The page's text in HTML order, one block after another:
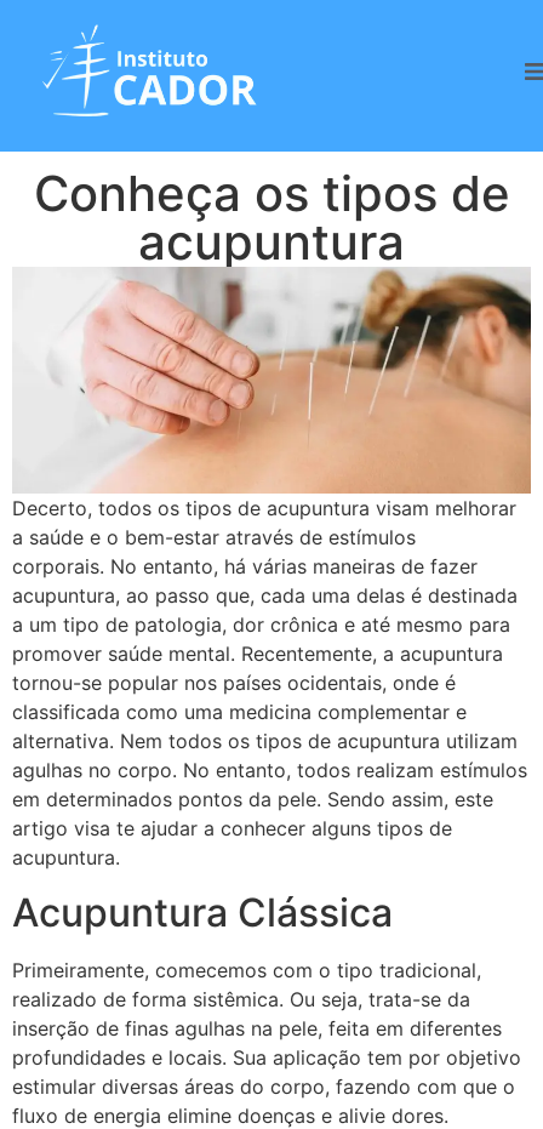
Conheça os tipos de
acupuntura
Decerto, todos os tipos de acupuntura visam melhorar
a saúde e o bem-estar através de estímulos
corporais. No entanto, há várias maneiras de fazer
acupuntura, ao passo que, cada uma delas é destinada
a um tipo de patologia, dor crônica e até mesmo para
promover saúde mental. Recentemente, a acupuntura
tornou-se popular nos países ocidentais, onde é
classificada como uma medicina complementar e
alternativa. Nem todos os tipos de acupuntura utilizam
agulhas no corpo. No entanto, todos realizam estímulos
em determinados pontos da pele. Sendo assim, este
artigo visa te ajudar a conhecer alguns tipos de
acupuntura.
Acupuntura Clássica
Primeiramente, comecemos com o tipo tradicional,
realizado de forma sistêmica. Ou seja, trata-se da
inserção de finas agulhas na pele, feita em diferentes
profundidades e locais. Sua aplicação tem por objetivo
estimular diversas áreas do corpo, fazendo com que o
fluxo de energia elimine doenças e alivie dores.